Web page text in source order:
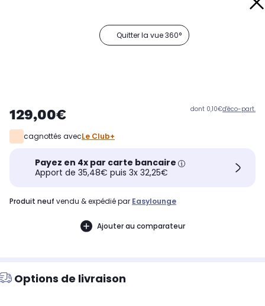
Quitter la vue 360°
129,00€ dont 0,10€d'éco-part.
cagnottés avecLe Club+
Payez en 4x par carte bancaire
Apport de 35,48€ puis 3x 32,25€
produit neuf vendu & expédié par Easylounge
Ajouter au comparateur
Options de livraison